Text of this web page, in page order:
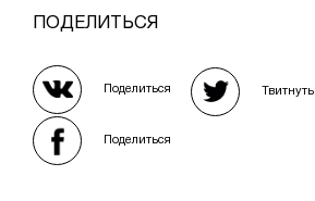
ПОДЕЛИТЬСЯ
Поделиться Твитнуть
Поделиться